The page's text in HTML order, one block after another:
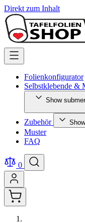
Direkt zum Inhalt
Folienkonfigurator
Selbstklebende &
Show
Zubehör
Muster
FAQ
0